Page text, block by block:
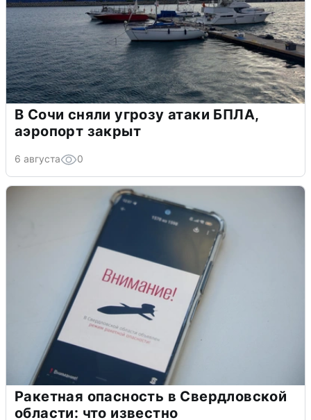
В Сочи сняли угрозу атаки БПЛА,
аэропорт закрыт
6 августа 0
Ракетная опасность в Свердловской
области: что известно